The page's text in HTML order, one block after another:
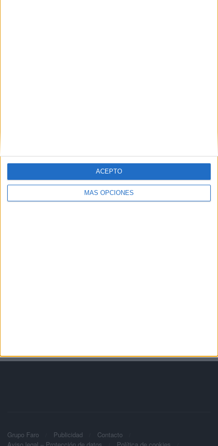
MÁS OPCIONES
ACEPTO
Grupo Faro Publicidad
Contacto
Aviso legal – Protección de datos
Política de cookies